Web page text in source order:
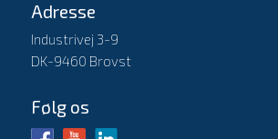
Adresse
Industrivej 3-9
DK-9460 Brovst
Følg os